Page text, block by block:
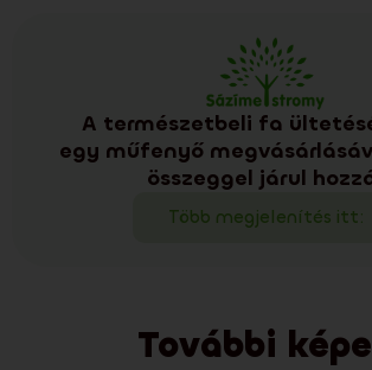
A természetbeli fa
egy műfenyő
összeggel járul
Több megjelenítés itt:
További